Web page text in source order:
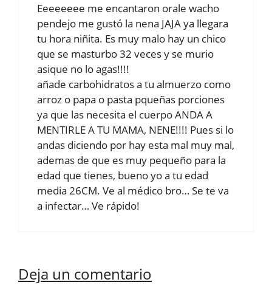
Eeeeeeee me encantaron orale wacho
pendejo me gustó la nena JAJA ya llegara
tu hora niñita. Es muy malo hay un chico
que se masturbo 32 veces y se murio
asique no lo agas!!!!
añade carbohidratos a tu almuerzo como
arroz o papa o pasta pqueñas porciones
ya que las necesita el cuerpo ANDA A
MENTIRLE A TU MAMA, NENE!!!! Pues si lo
andas diciendo por hay esta mal muy mal,
ademas de que es muy pequeño para la
edad que tienes, bueno yo a tu edad
media 26CM. Ve al médico bro… Se te va
a infectar… Ve rápido!
Deja un comentario